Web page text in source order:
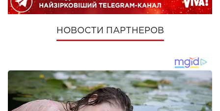
НОВОСТИ ПАРТНЕРОВ